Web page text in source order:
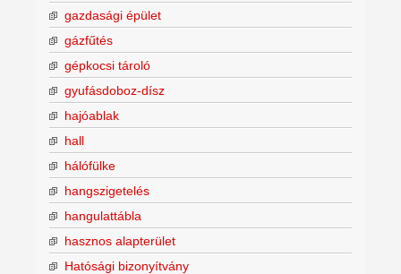
gazdasági épület
gázfűtés
gépkocsi tároló
gyufásdoboz-dísz
hajóablak
hall
hálófülke
hangszigetelés
hangulattábla
hasznos alapterület
Hatósági bizonyítvány